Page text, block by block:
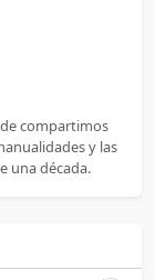
compartimos
y las
una década.